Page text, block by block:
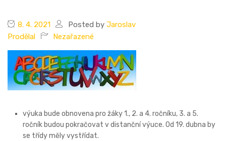
8. 4. 2021 Posted by Jaroslav
Prodělal
Nezařazené
výuka bude obnovena pro žáky 1., 2. a 4. ročníku, 3. a 5.
ročník budou pokračovat v distanční výuce. Od 19. dubna by
se třídy měly vystřídat.